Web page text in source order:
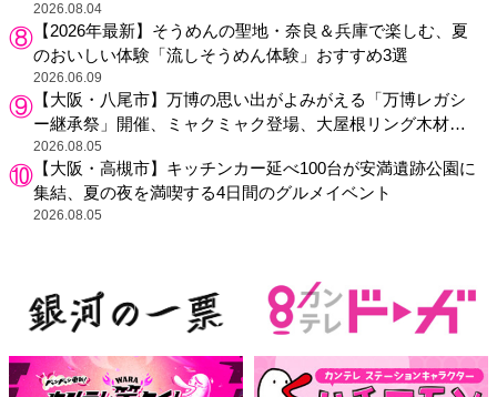
2026.08.04
【2026年最新】そうめんの聖地・奈良＆兵庫で楽しむ、夏
のおいしい体験「流しそうめん体験」おすすめ3選
2026.06.09
【大阪・八尾市】万博の思い出がよみがえる「万博レガシ
ー継承祭」開催、ミャクミャク登場、大屋根リング木材展
示も
2026.08.05
【大阪・高槻市】キッチンカー延べ100台が安満遺跡公園に
集結、夏の夜を満喫する4日間のグルメイベント
2026.08.05